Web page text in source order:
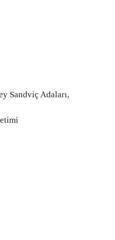
Sandviç Adaları,